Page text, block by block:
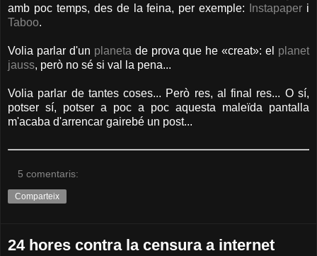
amb poc temps, des de la feina, per exemple:
Instapaper i
Taboo.
Volia parlar d'un planeta de prova que he «creat»: el planet
jauss, però no sé si val la pena...
Volia parlar de tantes coses... Però res, al final res... O sí,
potser sí, potser a poc a poc aquesta maleïda pantalla
m'acaba d'arrencar gairebé un post...
5 comentaris:
Comparteix
24 hores contra la censura a internet